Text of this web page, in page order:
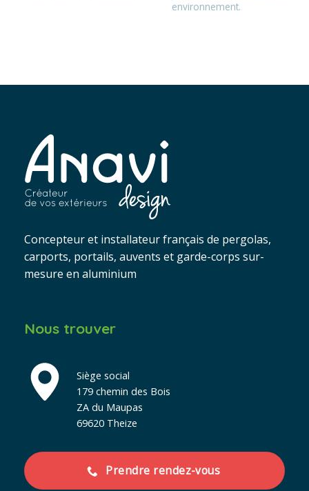
environnement.
Concepteur et installateur français de pergolas,
carports, portails, auvents et garde-corps sur-
mesure en aluminium
Nous trouver
Siège social
179 chemin des Bois
ZA du Maupas
69620 Theize
Prendre rendez-vous